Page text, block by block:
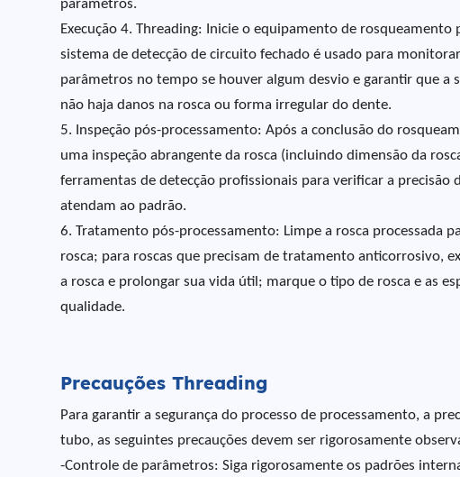
parâmetros.
Execução 4. Threading: Inicie o equipamento de
sistema de detecção de circuito fechado é usado para
parâmetros no tempo se houver algum desvio e garantir que a
não haja danos na rosca ou forma irregular do dente.
5. Inspeção pós-processamento: Após a conclusão do
uma inspeção abrangente da rosca (incluindo dimensão da
ferramentas de detecção profissionais para verificar a
atendam ao padrão.
6. Tratamento pós-processamento: Limpe a rosca processada
rosca; para roscas que precisam de tratamento anticorrosivo,
a rosca e prolongar sua vida útil; marque o tipo de rosca e as
qualidade.
Precauções Threading
Para garantir a segurança do processo de processamento, a
tubo, as seguintes precauções devem ser rigorosamente
-Controle de parâmetros: Siga rigorosamente os padrões